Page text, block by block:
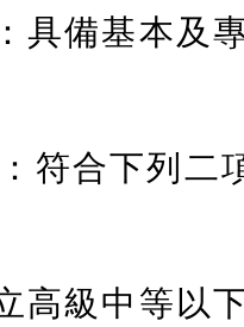
具備基本及
符合下列二
高級中等以